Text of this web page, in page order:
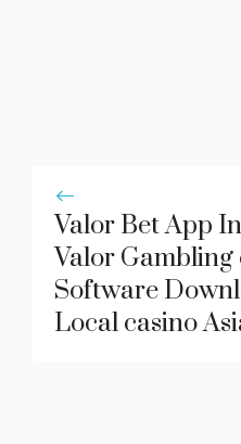
Valor Bet App
Valor
Software
Local casino